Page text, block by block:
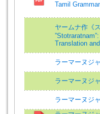
Tamil Grammar
ヤームナ作《
Translation
ラーマーヌジ
ラーマーヌジ
ラーマーヌジ